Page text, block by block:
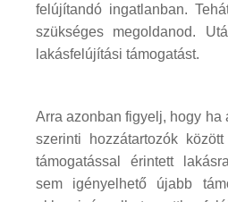
felújítandó ingatlanban.
szükséges megoldanod.
lakásfelújítási támogatást.
Arra azonban figyelj, hogy ha
szerinti hozzátartozók
támogatással érintett
sem igényelhető újabb